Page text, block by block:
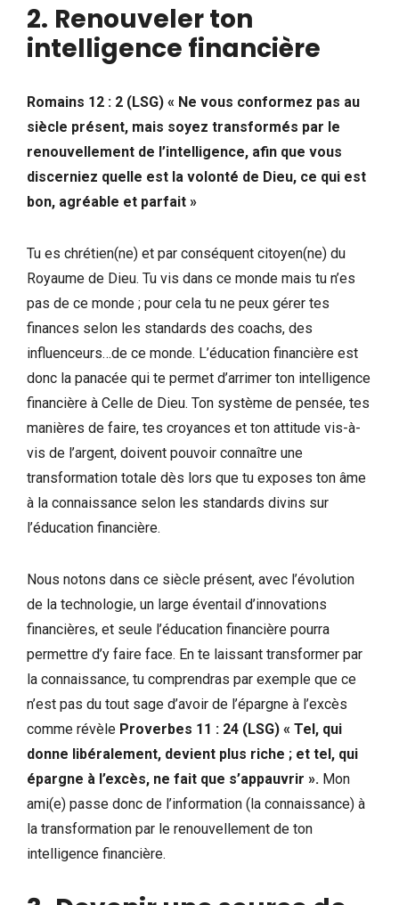
2. Renouveler ton
intelligence financière
Romains 12 : 2 (LSG) « Ne vous conformez pas au
siècle présent, mais soyez transformés par le
renouvellement de l’intelligence, afin que vous
discerniez quelle est la volonté de Dieu, ce qui est
bon, agréable et parfait »
Tu es chrétien(ne) et par conséquent citoyen(ne) du
Royaume de Dieu. Tu vis dans ce monde mais tu n’es
pas de ce monde ; pour cela tu ne peux gérer tes
finances selon les standards des coachs, des
influenceurs…de ce monde. L’éducation financière est
donc la panacée qui te permet d’arrimer ton intelligence
financière à Celle de Dieu. Ton système de pensée, tes
manières de faire, tes croyances et ton attitude vis-à-
vis de l’argent, doivent pouvoir connaître une
transformation totale dès lors que tu exposes ton âme
à la connaissance selon les standards divins sur
l’éducation financière.
Nous notons dans ce siècle présent, avec l’évolution
de la technologie, un large éventail d’innovations
financières, et seule l’éducation financière pourra
permettre d’y faire face. En te laissant transformer par
la connaissance, tu comprendras par exemple que ce
n’est pas du tout sage d’avoir de l’épargne à l’excès
comme révèle Proverbes 11 : 24 (LSG) « Tel, qui
donne libéralement, devient plus riche ; et tel, qui
épargne à l’excès, ne fait que s’appauvrir ». Mon
ami(e) passe donc de l’information (la connaissance) à
la transformation par le renouvellement de ton
intelligence financière.